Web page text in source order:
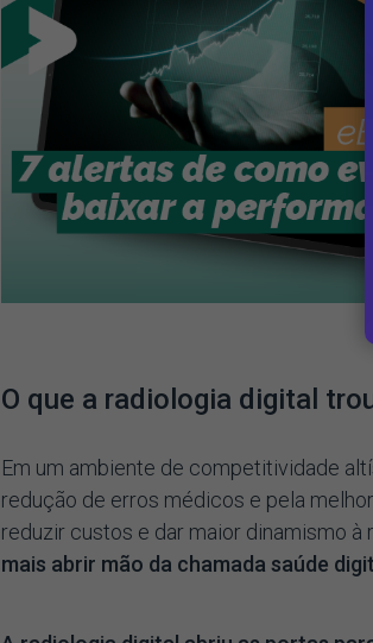
O que a radiologia digital
Em um ambiente de competitividade
redução de erros médicos e pela
reduzir custos e dar maior dinamismo à
mais abrir mão da chamada saúde